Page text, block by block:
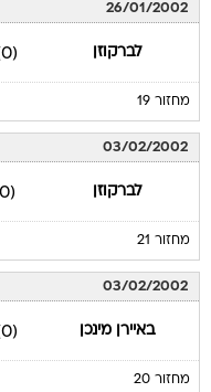
26/01/2002
לברקוזן (0)
מחזור 19
03/02/2002
לברקוזן (0)
מחזור 21
03/02/2002
באיירן מינכן (0)
מחזור 20